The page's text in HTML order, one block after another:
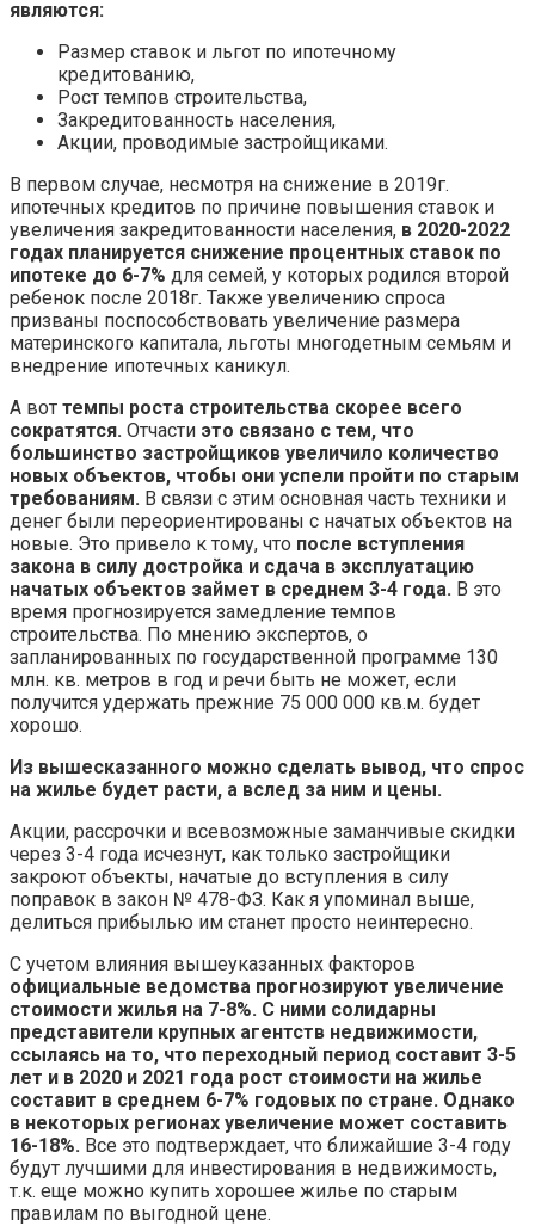
являются:
Размер ставок и льгот по ипотечному
кредитованию,
Рост темпов строительства,
Закредитованность населения,
Акции, проводимые застройщиками.
В первом случае, несмотря на снижение в 2019г.
ипотечных кредитов по причине повышения ставок и
увеличения закредитованности населения, в 2020-2022
годах планируется снижение процентных ставок по
ипотеке до 6-7% для семей, у которых родился второй
ребенок после 2018г. Также увеличению спроса
призваны поспособствовать увеличение размера
материнского капитала, льготы многодетным семьям и
внедрение ипотечных каникул.
А вот темпы роста строительства скорее всего
сократятся. Отчасти это связано с тем, что
большинство застройщиков увеличило количество
новых объектов, чтобы они успели пройти по старым
требованиям. В связи с этим основная часть техники и
денег были переориентированы с начатых объектов на
новые. Это привело к тому, что после вступления
закона в силу достройка и сдача в эксплуатацию
начатых объектов займет в среднем 3-4 года. В это
время прогнозируется замедление темпов
строительства. По мнению экспертов, о
запланированных по государственной программе 130
млн. кв. метров в год и речи быть не может, если
получится удержать прежние 75 000 000 кв.м. будет
хорошо.
Из вышесказанного можно сделать вывод, что спрос
на жилье будет расти, а вслед за ним и цены.
Акции, рассрочки и всевозможные заманчивые скидки
через 3-4 года исчезнут, как только застройщики
закроют объекты, начатые до вступления в силу
поправок в закон № 478-ФЗ. Как я упоминал выше,
делиться прибылью им станет просто неинтересно.
С учетом влияния вышеуказанных факторов
официальные ведомства прогнозируют увеличение
стоимости жилья на 7-8%. С ними солидарны
представители крупных агентств недвижимости,
ссылаясь на то, что переходный период составит 3-5
лет и в 2020 и 2021 года рост стоимости на жилье
составит в среднем 6-7% годовых по стране. Однако
в некоторых регионах увеличение может составить
16-18%. Все это подтверждает, что ближайшие 3-4 году
будут лучшими для инвестирования в недвижимость,
т.к. еще можно купить хорошее жилье по старым
правилам по выгодной цене.